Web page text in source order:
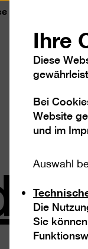
Besuch
Ihre
Diese
Bei
Website
und im
Auswahl
Die
Sie